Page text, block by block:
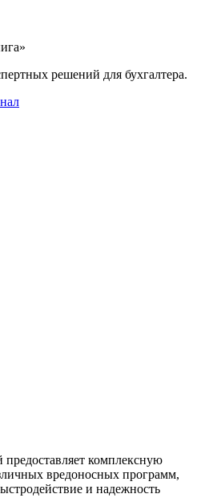
решений для бухгалтера.
комплексную
вредоносных программ,
и надежность